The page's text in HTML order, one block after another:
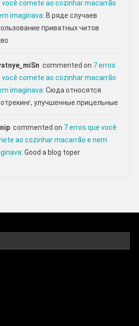
você comete ao cozinhar macarrão
imaginava: В ряде случаев
приватных читов
commented on 7 erros
você comete ao cozinhar macarrão
imaginava: Сюда относятся
улучшенные прицельные
commented on 7 erros que você
ao cozinhar macarrão e nem
: Good a blog toper